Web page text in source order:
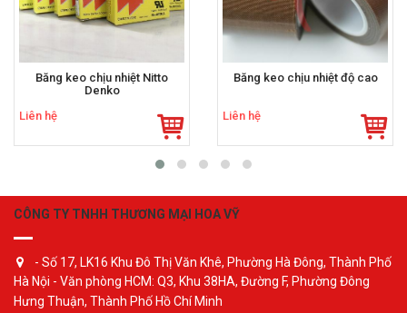
Băng keo chịu nhiệt Nitto
Denko
Liên hệ
Băng keo chịu nhiệt độ cao
Liên hệ
CÔNG TY TNHH THƯƠNG MẠI HOA VỸ
- Số 17, LK16 Khu Đô Thị Văn Khê, Phường Hà Đông, Thành Phố
Hà Nội - Văn phòng HCM: Q3, Khu 38HA, Đường F, Phường Đông
Hưng Thuận, Thành Phố Hồ Chí Minh